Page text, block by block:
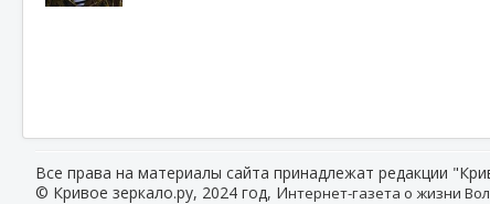
Все права на материалы сайта принадлежат редакции
© Кривое зеркало.ру, 2024 год, Интернет-газета о жизни